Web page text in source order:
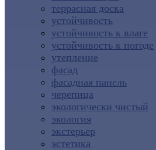
террасная доска
устойчивость
устойчивость к влаге
устойчивость к погоде
утепление
фасад
фасадная панель
черепица
экологически чистый
экология
экстерьер
эстетика